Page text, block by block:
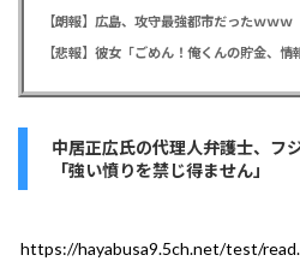
【朗報】広島、攻守最強都市だったｗｗｗ
中居正広氏の代理人弁護士、フ
「強い憤りを禁じ得ません」
https://hayabusa9.5ch.net/test/